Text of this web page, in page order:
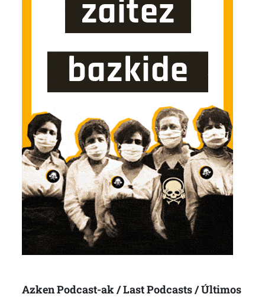
Azken Podcast-ak / Last Podcasts / Últimos